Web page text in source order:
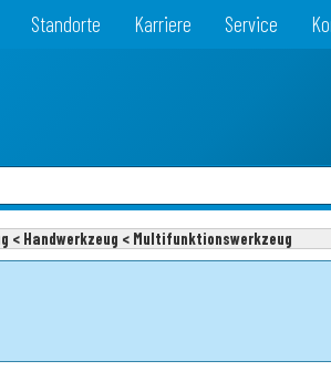
Standorte Karriere Service
< Handwerkzeug < Multifunktionswerkzeug